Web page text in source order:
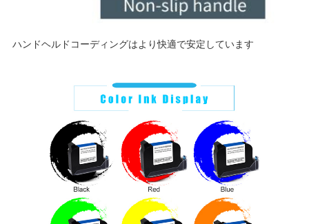
ハンドヘルドコーディングはより快適で安定しています